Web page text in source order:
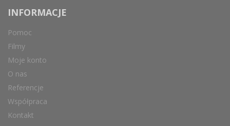
INFORMACJE
Pomoc
Filmy
Moje konto
O nas
Referencje
Współpraca
Kontakt